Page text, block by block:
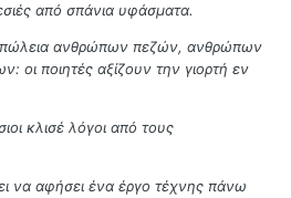
από σπάνια υφάσματα.
απώλεια ανθρώπων πεζών, ανθρώπων
οι ποιητές αξίζουν την γιορτή εν
κλισέ λόγοι από τους
να αφήσει ένα έργο τέχνης πάνω